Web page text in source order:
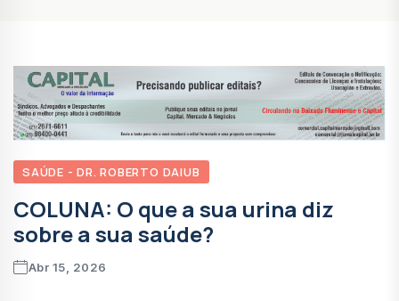
SAÚDE - DR. ROBERTO DAIUB
COLUNA: O que a sua urina diz
sobre a sua saúde?
Abr 15, 2026